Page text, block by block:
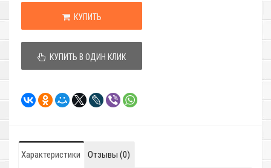
КУПИТЬ
КУПИТЬ В ОДИН КЛИК
Характеристики Отзывы (0)